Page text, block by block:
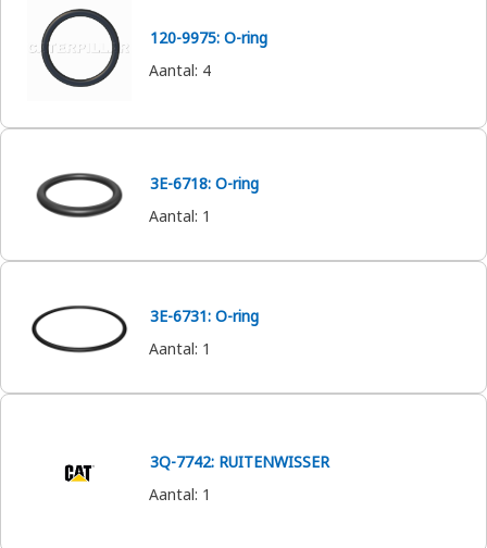
120-9975: O-ring
Aantal: 4
3E-6718: O-ring
Aantal: 1
3E-6731: O-ring
Aantal: 1
3Q-7742: RUITENWISSER
Aantal: 1